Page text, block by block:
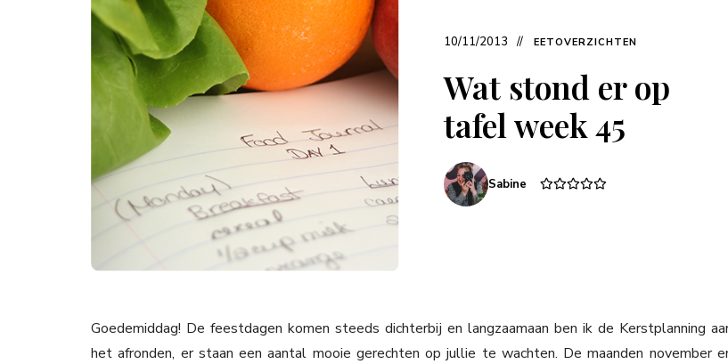
10/11/2013 EETOVERZICHTEN
Wat stond er op
tafel week 45
Sabine
Goedemiddag! De feestdagen komen steeds dichterbij en langzaamaan ben ik de Kerstplanning
het afronden, er staan een aantal mooie gerechten op jullie te wachten. De maanden november